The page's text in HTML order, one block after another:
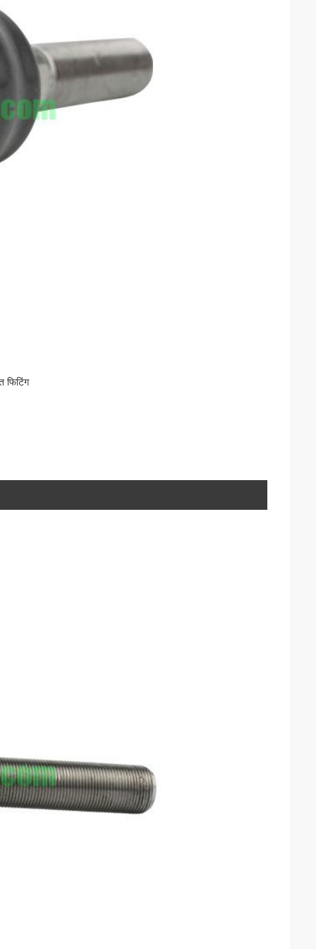
फिटिंग